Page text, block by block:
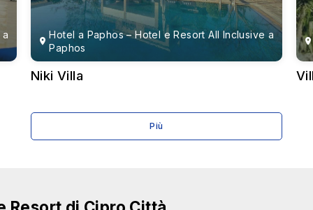
a cinque stelle offre una serie di servizi di lusso, tra cui
vista mozzafiato sul mare, il servizio eccezionale e le strutture
: La scelta migliore per chi cerca un mix di relax e svago, con
UNESCO
costieri mozzafiato. Riconosciuta come Patrimonio
Hotel a Paphos – Hotel e Resort All Inclusive a
Paphos
Niki Villa
Più